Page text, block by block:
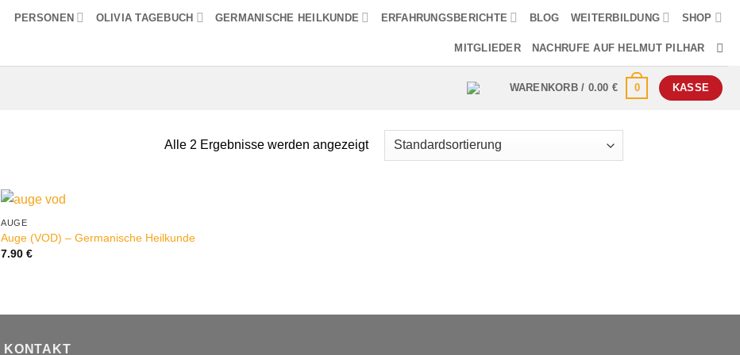
PERSONEN OLIVIA TAGEBUCH GERMANISCHE HEILKUNDE ERFAHRUNGSBERICHTE BLOG WEITERBILDUNG SHOP
MITGLIEDER NACHRUFE AUF HELMUT PILHAR
WARENKORB / 0.00 € 0 KASSE
Alle 2 Ergebnisse werden angezeigt
AUGE
Auge (VOD) – Germanische Heilkunde
7.90€
KONTAKT